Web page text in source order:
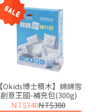
【Okids博士積木】綿綿雪
創意王國-補充包(300g)
NT$340NT$380